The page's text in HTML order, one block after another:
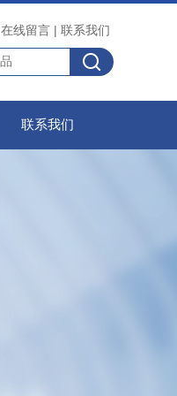
在线留言 | 联系我们
联系我们